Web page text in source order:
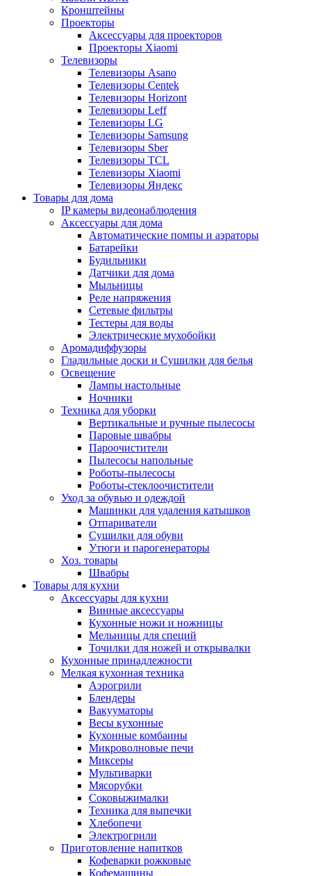
Кронштейны
Проекторы
Аксессуары для проекторов
Проекторы Xiaomi
Телевизоры
Телевизоры Asano
Телевизоры Centek
Телевизоры Horizont
Телевизоры Leff
Телевизоры LG
Телевизоры Samsung
Телевизоры Sber
Телевизоры TCL
Телевизоры Xiaomi
Телевизоры Яндекс
Товары для дома
IP камеры видеонаблюдения
Аксессуары для дома
Автоматические помпы и аэраторы
Батарейки
Будильники
Датчики для дома
Мыльницы
Реле напряжения
Сетевые фильтры
Тестеры для воды
Электрические мухобойки
Аромадиффузоры
Гладильные доски и Сушилки для белья
Освещение
Лампы настольные
Ночники
Техника для уборки
Вертикальные и ручные пылесосы
Паровые швабры
Пароочистители
Пылесосы напольные
Роботы-пылесосы
Роботы-стеклоочистители
Уход за обувью и одеждой
Машинки для удаления катышков
Отпариватели
Сушилки для обуви
Утюги и парогенераторы
Хоз. товары
Швабры
Товары для кухни
Аксессуары для кухни
Винные аксессуары
Кухонные ножи и ножницы
Мельницы для специй
Точилки для ножей и открывалки
Кухонные принадлежности
Мелкая кухонная техника
Аэрогрили
Блендеры
Вакууматоры
Весы кухонные
Кухонные комбаины
Микроволновые печи
Миксеры
Мультиварки
Мясорубки
Соковыжималки
Техника для выпечки
Хлебопечи
Электрогрили
Приготовление напитков
Кофеварки рожковые
Кофемашины